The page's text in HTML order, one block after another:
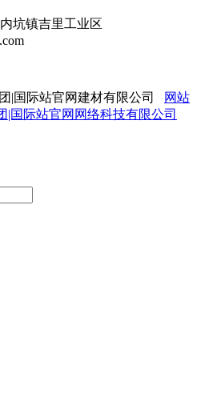
坑镇吉里工业区
|国际站官网建材有限公司
网站
|国际站官网网络科技有限公司